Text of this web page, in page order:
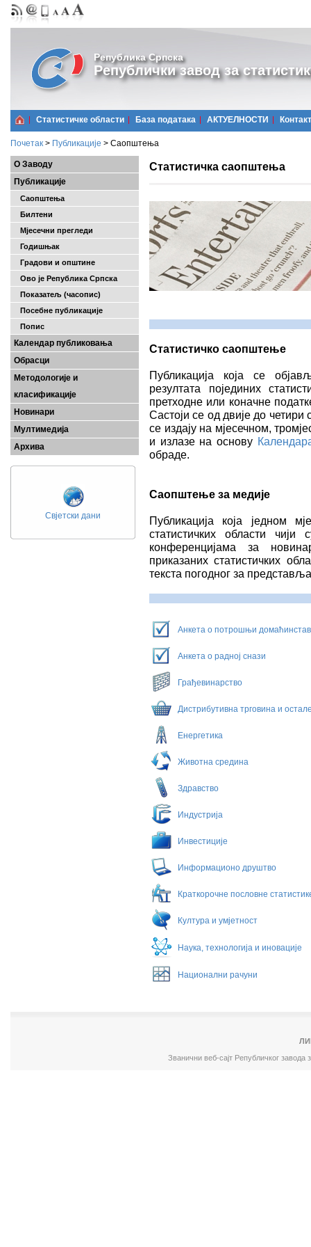
Република Српска
Републички завод за
Статистичке области Базa података АКТУЕЛНОСТИ Контакт
Почетак > Публикације > Саопштења
О Заводу
Публикације
Саопштења
Билтени
Мјесечни прегледи
Годишњак
Градови и општине
Ово је Република Српска
Показатељ (часопис)
Посебне публикације
Попис
Календар публиковања
Обрасци
Методологије и
класификације
Новинари
Мултимедија
Архива
Свјетски дани
Статистичка саопштења
Статистичко саопштење
Публикација која се
резултата појединих
претходне или коначне
Састоји се од двије до
се издају на мјесечном,
и излазе на основу
обраде.
Саопштење за медије
Публикација која једном
статистичких области
конференцијама за
приказаних статистичких
текста погодног за
Анкета о потрошњи
Анкета о радној снази
Грађевинарство
Дистрибутивна трговина и
Енергетика
Животна средина
Здравство
Индустрија
Инвестиције
Информационо друштво
Краткорочне пословне
Култура и умјетност
Наука, технологија и иновације
Национални рачуни
Званични веб-сајт Републичког